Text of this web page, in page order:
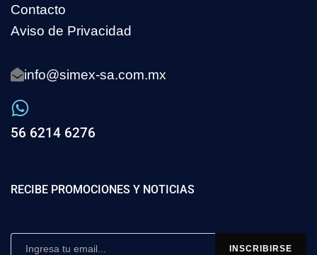
Contacto
Aviso de Privacidad
info@simex-sa.com.mx
56 6214 6276
RECIBE PROMOCIONES Y NOTICIAS